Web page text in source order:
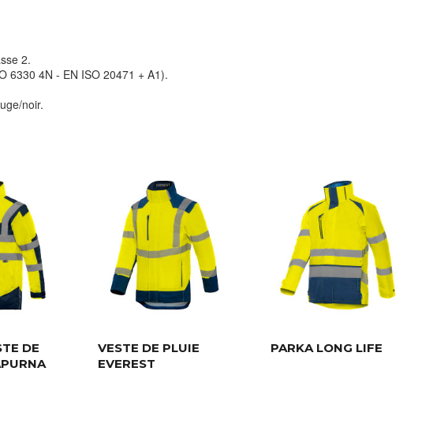
2.
6330 4N - EN ISO 20471 + A1).
noir.
DE
VESTE DE PLUIE
EVEREST
PARKA LONG LIFE